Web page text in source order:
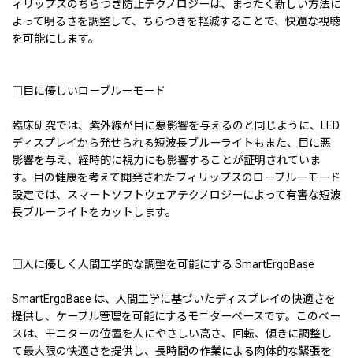
ィリップスのちらつき防止テクノロジーは、まったく新しい方法に
よって明るさを調整して、ちらつきを軽減することで、快適な視聴
を可能にします。
□目に優しいローブルーモード
臨床研究では、紫外線が目に悪影響を与えるのと同じように、LED
ディスプレイから発せられる短波長ブルーライトもまた、目に悪
影響を与え、経時的に視力にも影響することが証明されていま
す。目の健康を考えて開発されたフィリップスのローブルーモード
設定では、スマートソフトウェアテクノロジーによって有害な短波
長ブルーライトをカットします。
□人に優しく人間工学的な調整を可能にする SmartErgoBase
SmartErgoBase は、人間工学に基づいたディスプレイの快適さを
提供し、ケーブル管理を可能にするモニターベースです。このベー
スは、モニターの位置を人にやさしい高さ、回転、傾きに調整し
て最大限の快適さを提供し、長時間の作業による肉体的な緊張を